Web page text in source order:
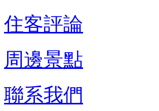
住客評論
周邊景點
聯系我們